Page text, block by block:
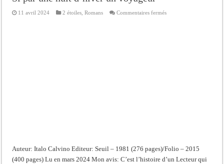
11 avril 2024 2 étoiles ,Romans Commentaires ferméssur
Auteur: Italo Calvino Editeur: Seuil – 1981 (276 pages)/Folio – 2015
(400 pages) Lu en mars 2024 Mon avis: C’est l’histoire d’un Lecteur qui